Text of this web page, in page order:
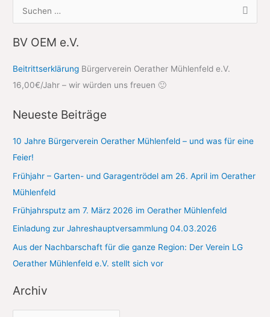
u
c
e
n
a
BV OEM e.V.
Beitrittserklärung Bürgerverein Oerather Mühlenfeld e.V.
16,00€/Jahr – wir würden uns freuen 🙂
Neueste Beiträge
10 Jahre Bürgerverein Oerather Mühlenfeld – und was für eine
Feier!
Frühjahr – Garten- und Garagentrödel am 26. April im Oerather
Mühlenfeld
Frühjahrsputz am 7. März 2026 im Oerather Mühlenfeld
Einladung zur Jahreshauptversammlung 04.03.2026
Aus der Nachbarschaft für die ganze Region: Der Verein LG
Oerather Mühlenfeld e.V. stellt sich vor
Archiv